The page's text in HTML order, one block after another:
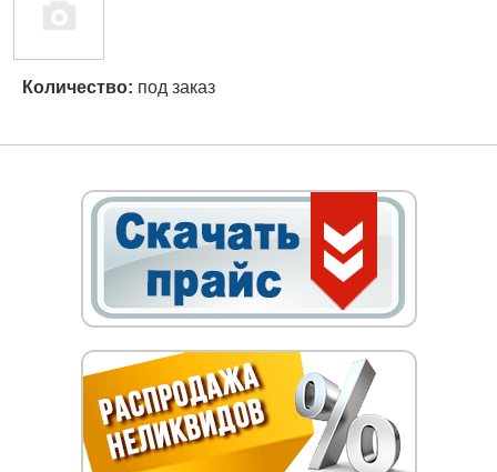
Количество: под заказ